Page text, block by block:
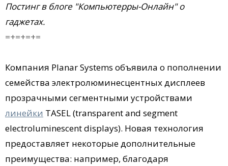
Постинг в блоге "Компьютерры-Онлайн" о
гаджетах.
=+=+=+=
Компания Planar Systems объявила о пополнении
семейства электролюминесцентных дисплеев
прозрачными сегментными устройствами
линейки TASEL (transparent and segment
electroluminescent displays). Новая технология
предоставляет некоторые дополнительные
преимущества: например, благодаря